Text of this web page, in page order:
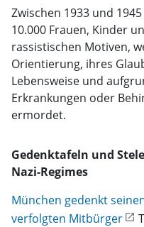
Zwischen 1933 und
10.000 Frauen, Kinder
rassistischen Motiven,
Orientierung, ihres
Lebensweise und
Erkrankungen oder
ermordet.
Gedenktafeln und
Nazi-Regimes
München gedenkt
verfolgten Mitbürger